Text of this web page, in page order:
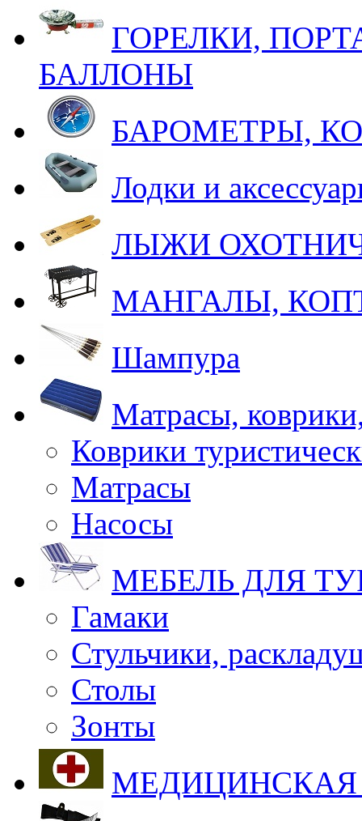
ГОРЕЛКИ,
БАЛЛОНЫ
БАРОМЕТРЫ,
Лодки и
ЛЫЖИ
МАНГАЛЫ,
Шампура
Матрасы,
Коврики
Матрасы
Насосы
МЕБЕЛЬ ДЛЯ
Гамаки
Стульчики,
Столы
Зонты